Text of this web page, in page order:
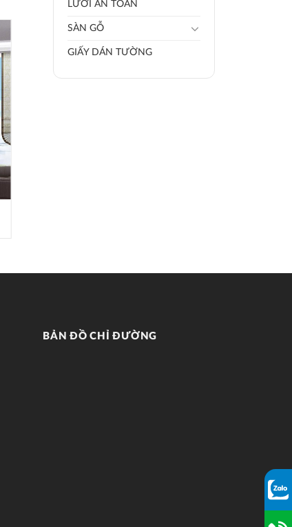
LƯỚI AN TOÀN
SÀN GỖ
GIẤY DÁN TƯỜNG
BẢN ĐỒ CHỈ ĐƯỜNG